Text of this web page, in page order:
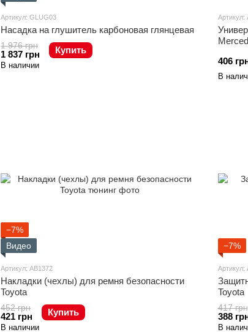
Артикул: GLUG03
Насадка на глушитель карбоновая глянцевая
1 976 грн
1 837 грн Купить
В наличии
Артикул:
406
В
−7%
Видео
Артикул: AB1372
Накладки (чехлы) для ремня безопасности
Toyota
452 грн
421 грн Купить
В наличии
−7%
Артикул:
Toyota
417 грн
388
В